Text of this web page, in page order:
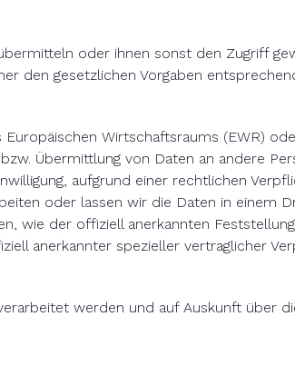
oder ihnen sonst den Zugriff
den gesetzlichen Vorgaben
Wirtschaftsraums (EWR)
Übermittlung von Daten an andere
aufgrund einer rechtlichen
oder lassen wir die Daten in einem
wie der offiziell anerkannten
anerkannter spezieller vertraglicher
werden und auf Auskunft über